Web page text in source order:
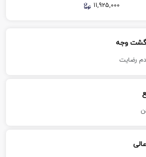
11,925,000
وجه
رضایت